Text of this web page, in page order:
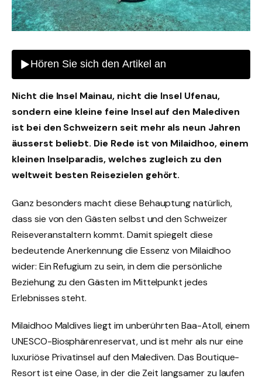
Nicht die Insel Mainau, nicht die Insel Ufenau,
sondern eine kleine feine Insel auf den Malediven
ist bei den Schweizern seit mehr als neun Jahren
äusserst beliebt. Die Rede ist von Milaidhoo, einem
kleinen Inselparadis, welches zugleich zu den
weltweit besten Reisezielen gehört.
Ganz besonders macht diese Behauptung natürlich,
dass sie von den Gästen selbst und den Schweizer
Reiseveranstaltern kommt. Damit spiegelt diese
bedeutende Anerkennung die Essenz von Milaidhoo
wider: Ein Refugium zu sein, in dem die persönliche
Beziehung zu den Gästen im Mittelpunkt jedes
Erlebnisses steht.
Milaidhoo Maldives liegt im unberührten Baa-Atoll, einem
UNESCO-Biosphärenreservat, und ist mehr als nur eine
luxuriöse Privatinsel auf den Malediven. Das Boutique-
Resort ist eine Oase, in der die Zeit langsamer zu laufen